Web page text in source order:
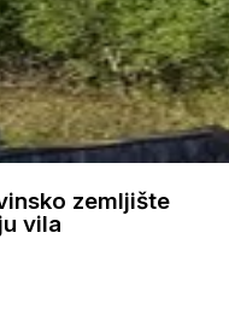
zemljište
vila